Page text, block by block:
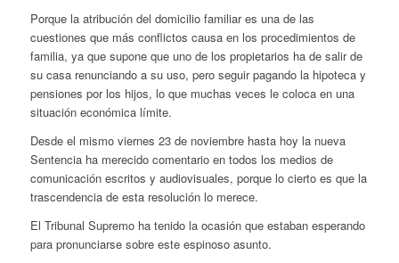
Porque la atribución del domicilio familiar es una de las
cuestiones que más conflictos causa en los procedimientos de
familia, ya que supone que uno de los propietarios ha de salir de
su casa renunciando a su uso, pero seguir pagando la hipoteca y
pensiones por los hijos, lo que muchas veces le coloca en una
situación económica límite.
Desde el mismo viernes 23 de noviembre hasta hoy la nueva
Sentencia ha merecido comentario en todos los medios de
comunicación escritos y audiovisuales, porque lo cierto es que la
trascendencia de esta resolución lo merece.
El Tribunal Supremo ha tenido la ocasión que estaban esperando
para pronunciarse sobre este espinoso asunto.